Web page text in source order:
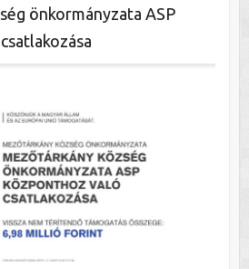
önkormányzata ASP